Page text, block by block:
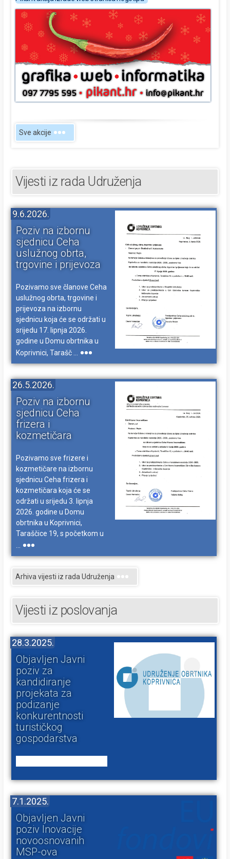
Sve akcije
Vijesti iz rada Udruženja
9.6.2026.
Poziv na izbornu
sjednicu Ceha
uslužnog obrta,
trgovine i prijevoza
Pozivamo sve članove Ceha
uslužnog obrta, trgovine i
prijevoza na izbornu
sjednicu koja će se održati u
srijedu 17. lipnja 2026.
godine u Domu obrtnika u
Koprivnici, Tarašč ...
26.5.2026.
Poziv na izbornu
sjednicu Ceha
frizera i
kozmetičara
Pozivamo sve frizere i
kozmetičare na izbornu
sjednicu Ceha frizera i
kozmetičara koja će se
održati u srijedu 3. lipnja
2026. godine u Domu
obrtnika u Koprivnici,
Taraščice 19, s početkom u
Arhiva vijesti iz rada Udruženja
Vijesti iz poslovanja
28.3.2025.
Objavljen Javni
poziv za
kandidiranje
projekata za
podizanje
konkurentnosti
turističkog
gospodarstva
7.1.2025.
Objavljen Javni
poziv Inovacije
novoosnovanih
MSP-ova